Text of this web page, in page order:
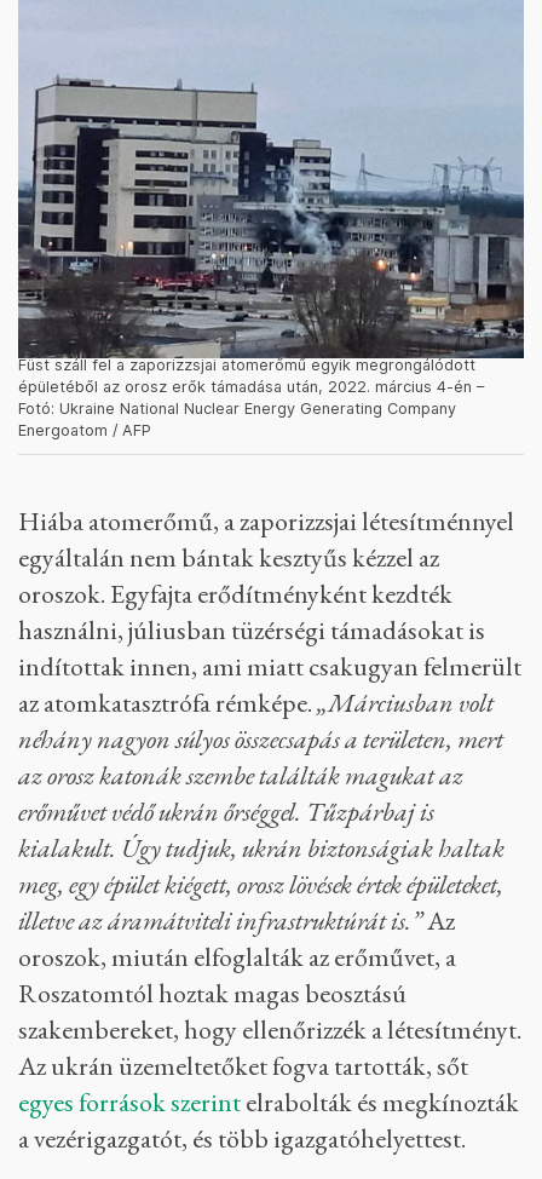
Füst száll fel a zaporizzsjai atomerőmű egyik megrongálódott
épületéből az orosz erők támadása után, 2022. március 4-én –
Fotó: Ukraine National Nuclear Energy Generating Company
Energoatom / AFP
Hiába atomerőmű, a zaporizzsjai létesítménnyel
egyáltalán nem bántak kesztyűs kézzel az
oroszok. Egyfajta erődítményként kezdték
használni, júliusban tüzérségi támadásokat is
indítottak innen, ami miatt csakugyan felmerült
az atomkatasztrófa rémképe.„Márciusban volt
néhány nagyon súlyos összecsapás a területen, mert
az orosz katonák szembe találták magukat az
erőművet védő ukrán őrséggel. Tűzpárbaj is
kialakult. Úgy tudjuk, ukrán biztonságiak haltak
meg, egy épület kiégett, orosz lövések értek épületeket,
illetve az áramátviteli infrastruktúrát is.”Az
oroszok, miután elfoglalták az erőművet, a
Roszatomtól hoztak magas beosztású
szakembereket, hogy ellenőrizzék a létesítményt.
Az ukrán üzemeltetőket fogva tartották, sőt
egyes források szerintelrabolták és megkínozták
a vezérigazgatót, és több igazgatóhelyettest.